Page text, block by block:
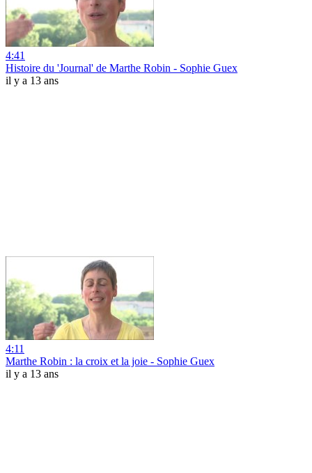
4:41
Histoire du 'Journal' de Marthe Robin - Sophie Guex
il y a 13 ans
4:11
Marthe Robin : la croix et la joie - Sophie Guex
il y a 13 ans